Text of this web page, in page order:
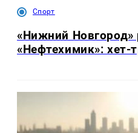
Спорт
«Нижний Новгород»
«Нефтехимик»: хет-